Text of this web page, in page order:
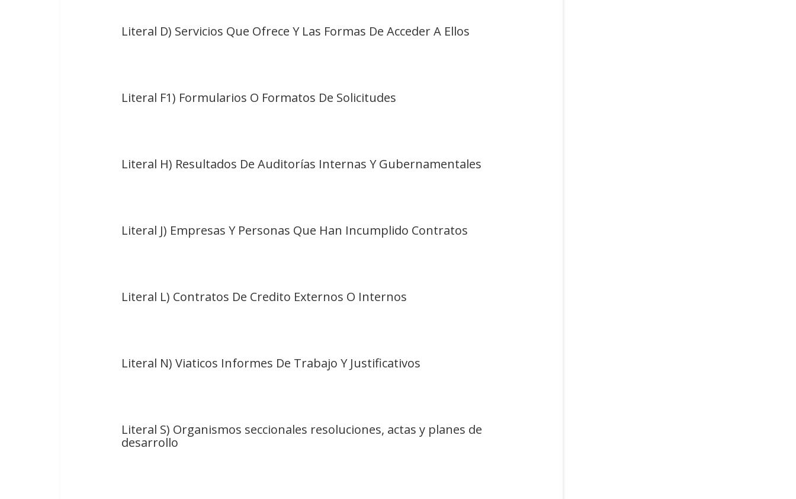
Literal D) Servicios Que Ofrece Y Las Formas De Acceder A Ellos
Literal F1) Formularios O Formatos De Solicitudes
Literal H) Resultados De Auditorías Internas Y Gubernamentales
Literal J) Empresas Y Personas Que Han Incumplido Contratos
Literal L) Contratos De Credito Externos O Internos
Literal N) Viaticos Informes De Trabajo Y Justificativos
Literal S) Organismos seccionales resoluciones, actas y planes de
desarrollo